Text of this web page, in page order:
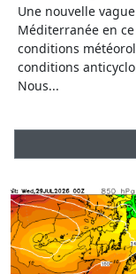
Une nouvelle
Méditerranée en
conditions
conditions
Nous...